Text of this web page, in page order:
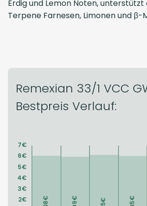
Erdig und Lemon Noten, unterstützt
Terpene Farnesen, Limonen und β-
Remexian 33/1 VCC
Bestpreis Verlauf: